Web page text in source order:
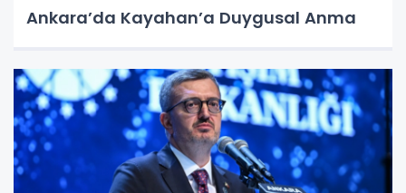
Ankara’da Kayahan’a Duygusal Anma